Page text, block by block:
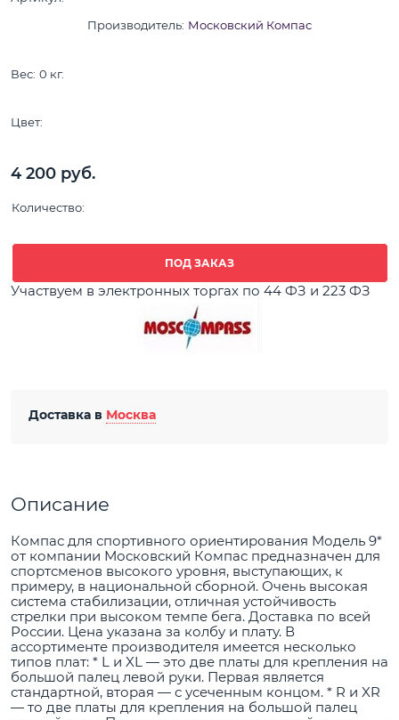
Производитель: Московский Компас
Вес: 0 кг.
Цвет:
4 200 руб.
Количество:
ПОД ЗАКАЗ
Участвуем в электронных торгах по 44 ФЗ и 223 ФЗ
Доставка в Москва
Описание
Компас для спортивного ориентирования Модель 9*
от компании Московский Компас предназначен для
спортсменов высокого уровня, выступающих, к
примеру, в национальной сборной. Очень высокая
система стабилизации, отличная устойчивость
стрелки при высоком темпе бега. Доставка по всей
России. Цена указана за колбу и плату. В
ассортименте производителя имеется несколько
типов плат: * L и XL — это две платы для крепления на
большой палец левой руки. Первая является
стандартной, вторая — с усеченным концом. * R и XR
— то две платы для крепления на большой палец